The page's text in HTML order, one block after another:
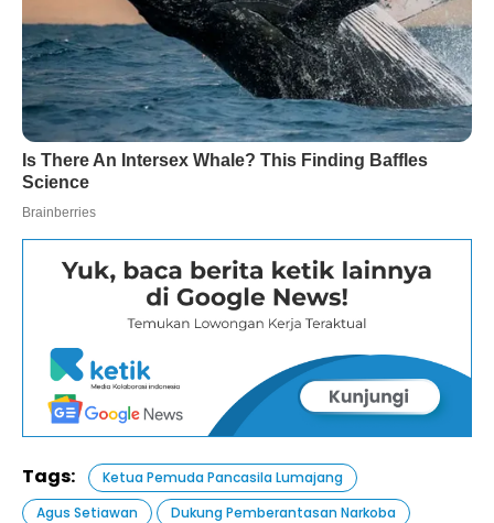
Tags:
Ketua Pemuda Pancasila Lumajang
Agus Setiawan
Dukung Pemberantasan Narkoba